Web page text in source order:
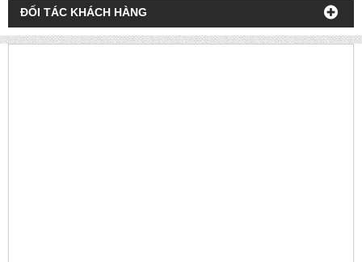
ĐỐI TÁC KHÁCH HÀNG